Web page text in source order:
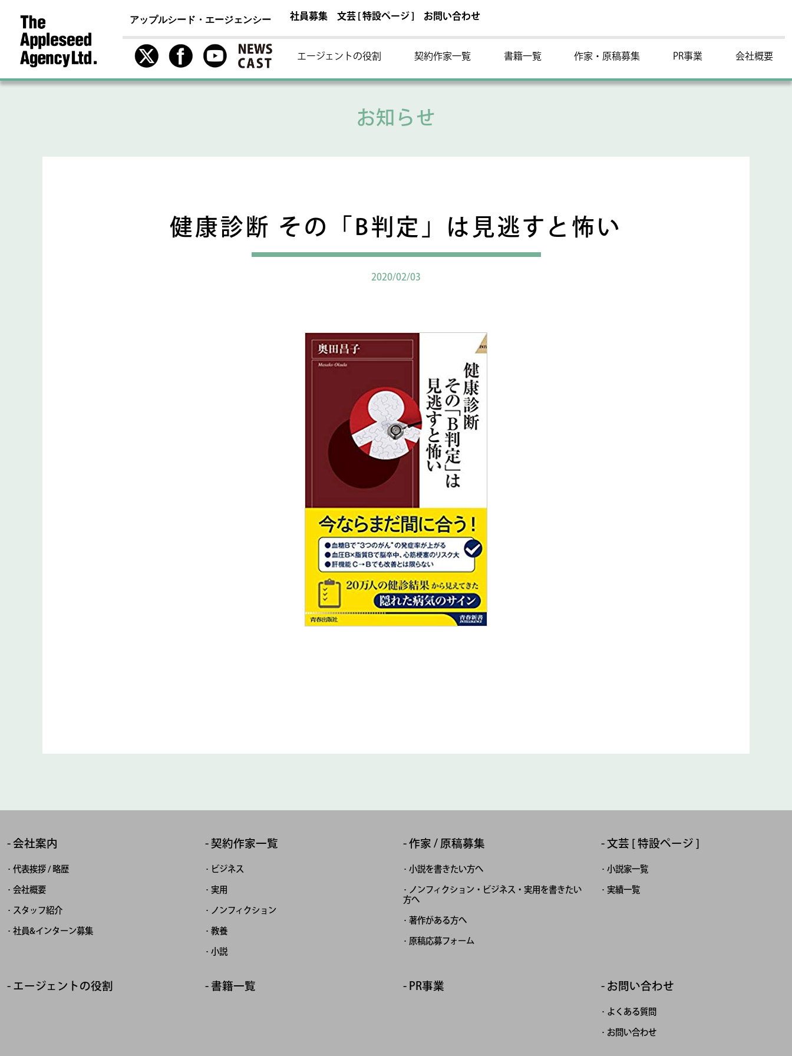
アップルシード・エージェンシー 社員募集 文芸 [ 特設ページ ] お問い合わせ
エージェントの役割 契約作家一覧 書籍一覧 作家・原稿募集 PR事業 会社概要
お知らせ
健康診断 その「B判定」は見逃すと怖い
2020/02/03
会社案内
代表挨拶 / 略歴
会社概要
スタッフ紹介
社員&インターン募集
契約作家一覧
ビジネス
実用
ノンフィクション
教養
小説
作家 / 原稿募集
小説を書きたい方へ
ノンフィクション・ビジネス・実用を書きたい
方へ
著作がある方へ
原稿応募フォーム
文芸 [ 特設ページ ]
小説家一覧
実績一覧
エージェントの役割 書籍一覧 PR事業 お問い合わせ
よくある質問
お問い合わせ